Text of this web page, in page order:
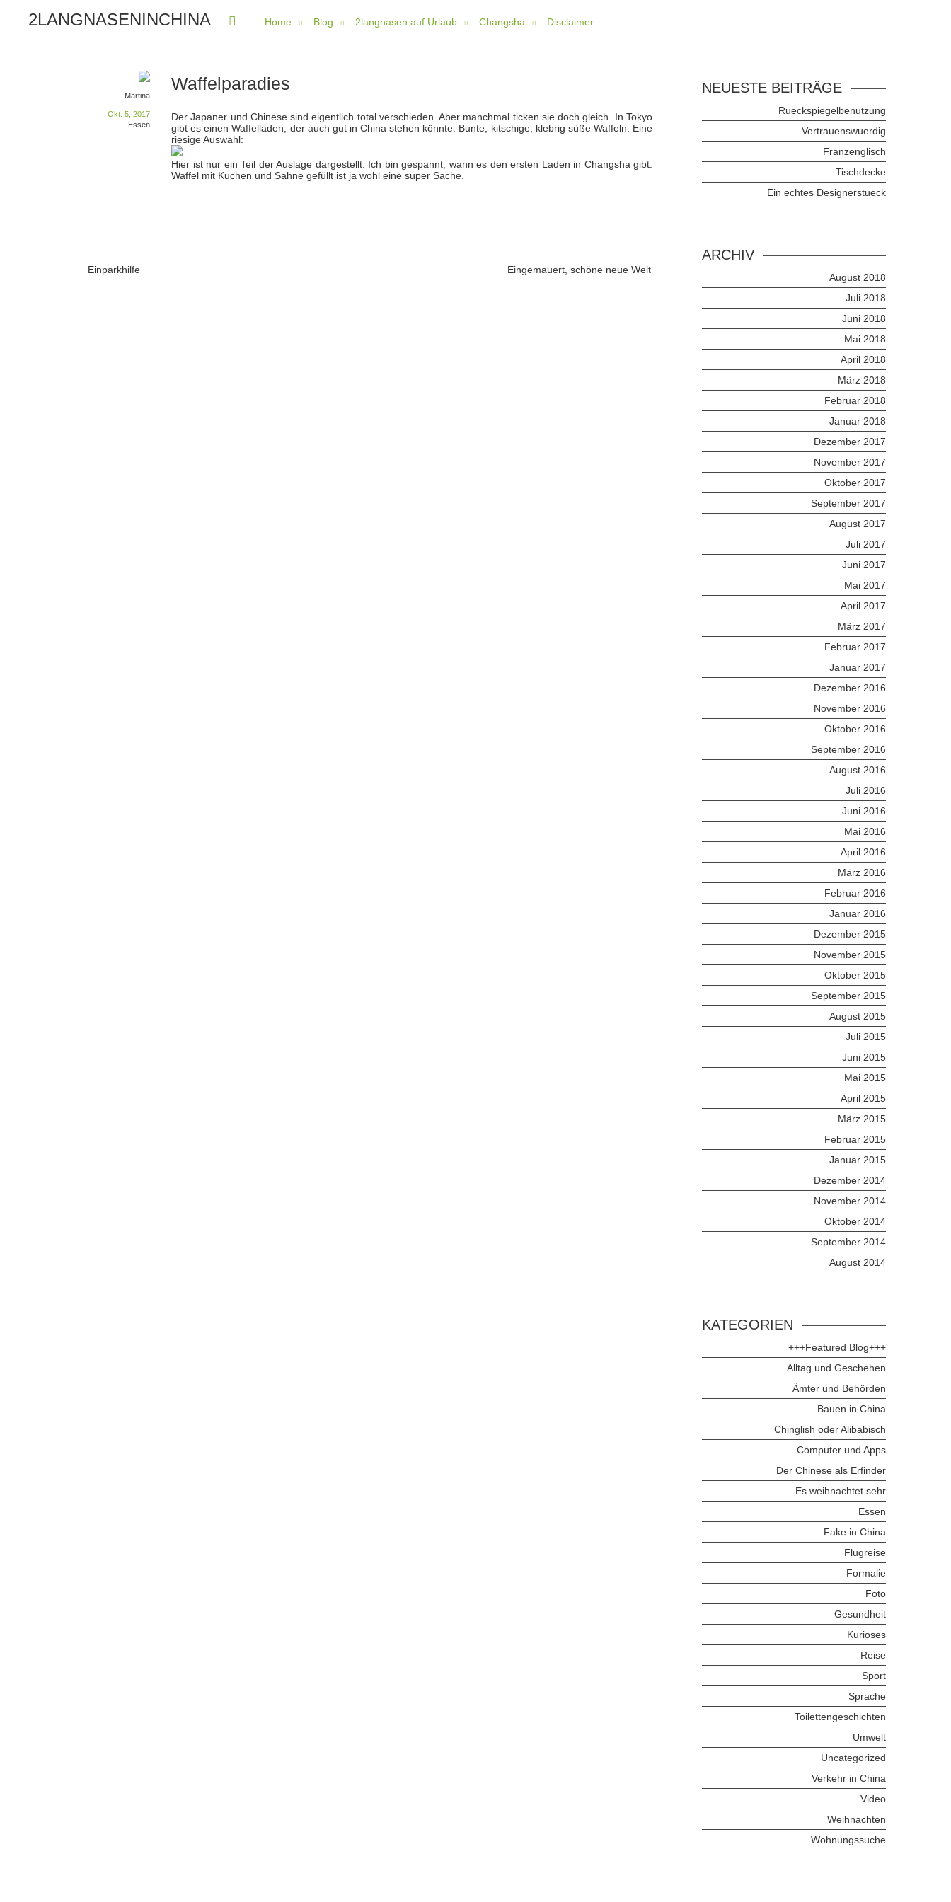
2LANGNASENINCHINA Home Blog 2langnasen auf Urlaub Changsha Disclaimer
Waffelparadies
Martina
Okt. 5, 2017
Essen
Der Japaner und Chinese sind eigentlich total verschieden. Aber manchmal ticken sie doch gleich. In Tokyo
gibt es einen Waffelladen, der auch gut in China stehen könnte. Bunte, kitschige, klebrig süße Waffeln. Eine
riesige Auswahl:
Hier ist nur ein Teil der Auslage dargestellt. Ich bin gespannt, wann es den ersten Laden in Changsha gibt.
Waffel mit Kuchen und Sahne gefüllt ist ja wohl eine super Sache.
Einparkhilfe Eingemauert, schöne neue Welt
NEUESTE BEITRÄGE
Rueckspiegelbenutzung
Vertrauenswuerdig
Franzenglisch
Tischdecke
Ein echtes Designerstueck
ARCHIV
August 2018
Juli 2018
Juni 2018
Mai 2018
April 2018
März 2018
Februar 2018
Januar 2018
Dezember 2017
November 2017
Oktober 2017
September 2017
August 2017
Juli 2017
Juni 2017
Mai 2017
April 2017
März 2017
Februar 2017
Januar 2017
Dezember 2016
November 2016
Oktober 2016
September 2016
August 2016
Juli 2016
Juni 2016
Mai 2016
April 2016
März 2016
Februar 2016
Januar 2016
Dezember 2015
November 2015
Oktober 2015
September 2015
August 2015
Juli 2015
Juni 2015
Mai 2015
April 2015
März 2015
Februar 2015
Januar 2015
Dezember 2014
November 2014
Oktober 2014
September 2014
August 2014
KATEGORIEN
+++Featured Blog+++
Alltag und Geschehen
Ämter und Behörden
Bauen in China
Chinglish oder Alibabisch
Computer und Apps
Der Chinese als Erfinder
Es weihnachtet sehr
Essen
Fake in China
Flugreise
Formalie
Foto
Gesundheit
Kurioses
Reise
Sport
Sprache
Toilettengeschichten
Umwelt
Uncategorized
Verkehr in China
Video
Weihnachten
Wohnungssuche